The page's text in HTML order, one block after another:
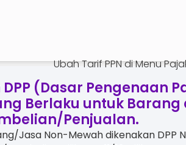
Ubah Tarif PPN di Menu
(Dasar Pengenaan
Berlaku untuk
Penjualan.
Jasa Non-Mewah dikenakan DPP